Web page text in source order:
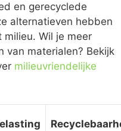
en gerecyclede
alternatieven hebben
milieu. Wil je meer
van materialen? Bekijk
milieuvriendelijke